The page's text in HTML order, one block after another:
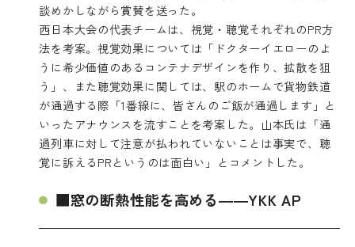
談めかしながら賞賛を送った。
西日本大会の代表チームは、視覚・聴覚それぞれのPR方
法を考案。視覚効果については「ドクターイエローのよ
うに希少価値のあるコンテナデザインを作り、拡散を狙
う」、また聴覚効果に関しては、駅のホームで貨物鉄道
が通過する際「1番線に、皆さんのご飯が通過します」と
いったアナウンスを流すことを考案した。山本氏は「通
過列車に対して注意が払われていないことは事実で、聴
覚に訴えるPRというのは面白い」とコメントした。
■窓の断熱性能を高める――YKK AP